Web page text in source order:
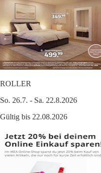
ROLLER
So. 26.7. - Sa. 22.8.2026
Gültig bis 22.08.2026